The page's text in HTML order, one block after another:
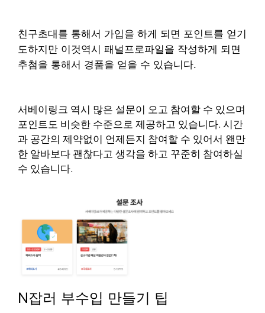
친구초대를 통해서 가입을 하게 되면 포인트를 얻기
도하지만 이것역시 패널프로파일을 작성하게 되면
추첨을 통해서 경품을 얻을 수 있습니다.
서베이링크 역시 많은 설문이 오고 참여할 수 있으며
포인트도 비슷한 수준으로 제공하고 있습니다. 시간
과 공간의 제약없이 언제든지 참여할 수 있어서 왠만
한 알바보다 괜찮다고 생각을 하고 꾸준히 참여하실
수 있습니다.
N잡러 부수입 만들기 팁